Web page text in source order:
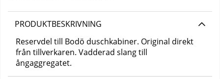
PRODUKTBESKRIVNING
Reservdel till Bodö duschkabiner. Original direkt
från tillverkaren. Vadderad slang till
ångaggregatet.